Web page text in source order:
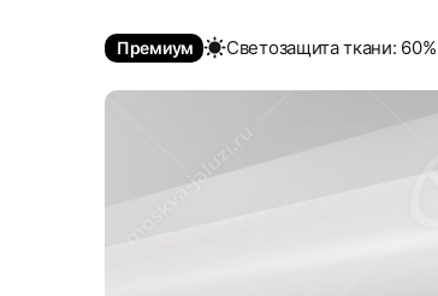
Премиум Cветозащита ткани: 60%